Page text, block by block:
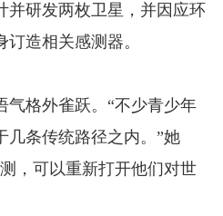
并研发两枚卫星，并因应环
造相关感测器。
气格外雀跃。“不少青少年
几条传统路径之内。”她
，可以重新打开他们对世